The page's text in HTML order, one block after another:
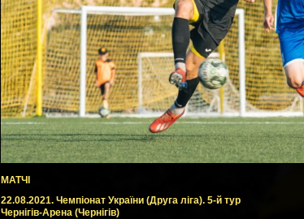
МАТЧІ
22.08.2021. Чемпіонат України (Друга ліга). 5-й тур
Чернігів-Арена (Чернігів)